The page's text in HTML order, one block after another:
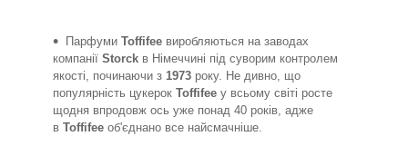
Парфуми Toffifee виробляються на заводах
компанії Storck в Німеччині під суворим контролем
якості, починаючи з 1973 року. Не дивно, що
популярність цукерок Toffifee у всьому світі росте
щодня впродовж ось уже понад 40 років, адже
в Toffifee об'єднано все найсмачніше.